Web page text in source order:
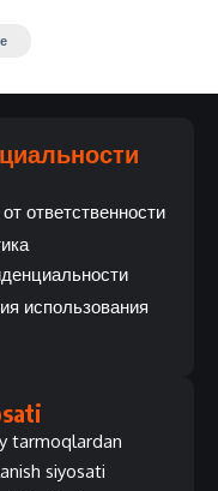
ответственности
использования
tarmoqlardan
siyosati